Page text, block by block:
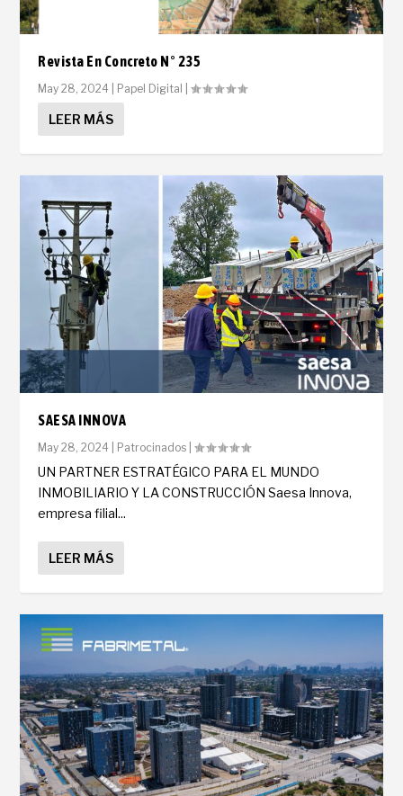
Revista En Concreto N° 235
May 28, 2024 Papel Digital |
LEER MÁS
SAESA INNOVA
May 28, 2024 Patrocinados |
UN PARTNER ESTRATÉGICO PARA EL MUNDO
INMOBILIARIO Y LA CONSTRUCCIÓN Saesa Innova,
empresa filial...
LEER MÁS